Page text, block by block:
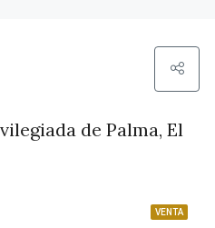
VENTA
de Palma, El